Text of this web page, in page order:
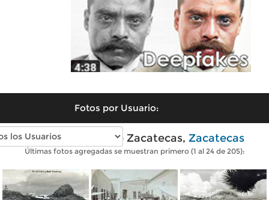
Fotos por Usuario:
Fotos antiguas de Zacatecas, Zacatecas
Últimas fotos agregadas se muestran primero (1 al 24 de 205):